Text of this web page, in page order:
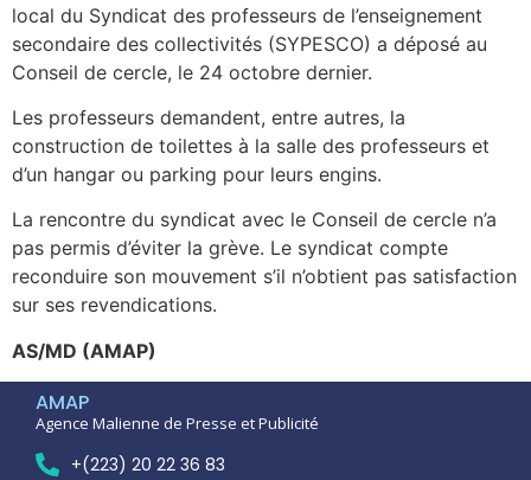
local du Syndicat des professeurs de l’enseignement
secondaire des collectivités (SYPESCO) a déposé au
Conseil de cercle, le 24 octobre dernier.
Les professeurs demandent, entre autres, la
construction de toilettes à la salle des professeurs et
d’un hangar ou parking pour leurs engins.
La rencontre du syndicat avec le Conseil de cercle n’a
pas permis d’éviter la grève. Le syndicat compte
reconduire son mouvement s’il n’obtient pas satisfaction
sur ses revendications.
AS/MD (AMAP)
AMAP
Agence Malienne de Presse et Publicité
+(223) 20 22 36 83